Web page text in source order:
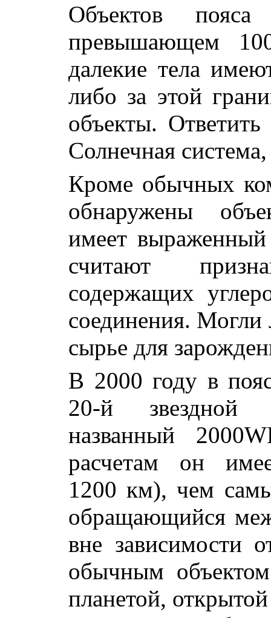
Объектов
превышающем
далекие тела
либо за этой
объекты. Ответить
Солнечная
Кроме обычных
обнаружены
имеет
считают
содержащих
соединения.
сырье для
В 2000 году в
20-й звездной
названный
расчетам он
1200 км), чем
обращающийся
вне зависимости
обычным
планетой,